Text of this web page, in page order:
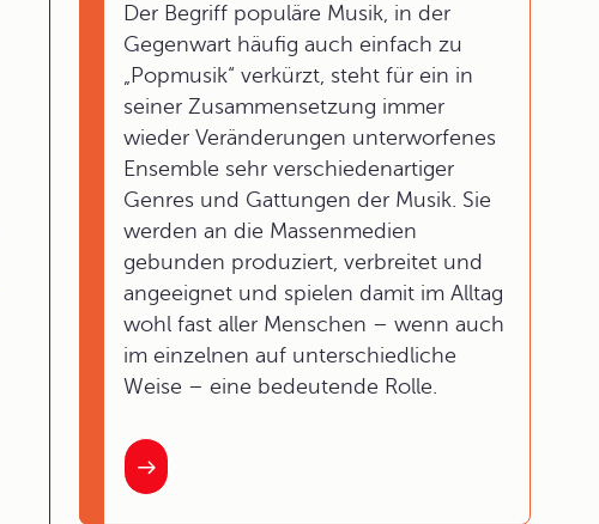
Der Begriff populäre Musik, in der
Gegenwart häufig auch einfach zu
„Popmusik“ verkürzt, steht für ein in
seiner Zusammensetzung immer
wieder Veränderungen unterworfenes
Ensemble sehr verschiedenartiger
Genres und Gattungen der Musik. Sie
werden an die Massenmedien
gebunden produziert, verbreitet und
angeeignet und spielen damit im Alltag
wohl fast aller Menschen – wenn auch
im einzelnen auf unterschiedliche
Weise – eine bedeutende Rolle.